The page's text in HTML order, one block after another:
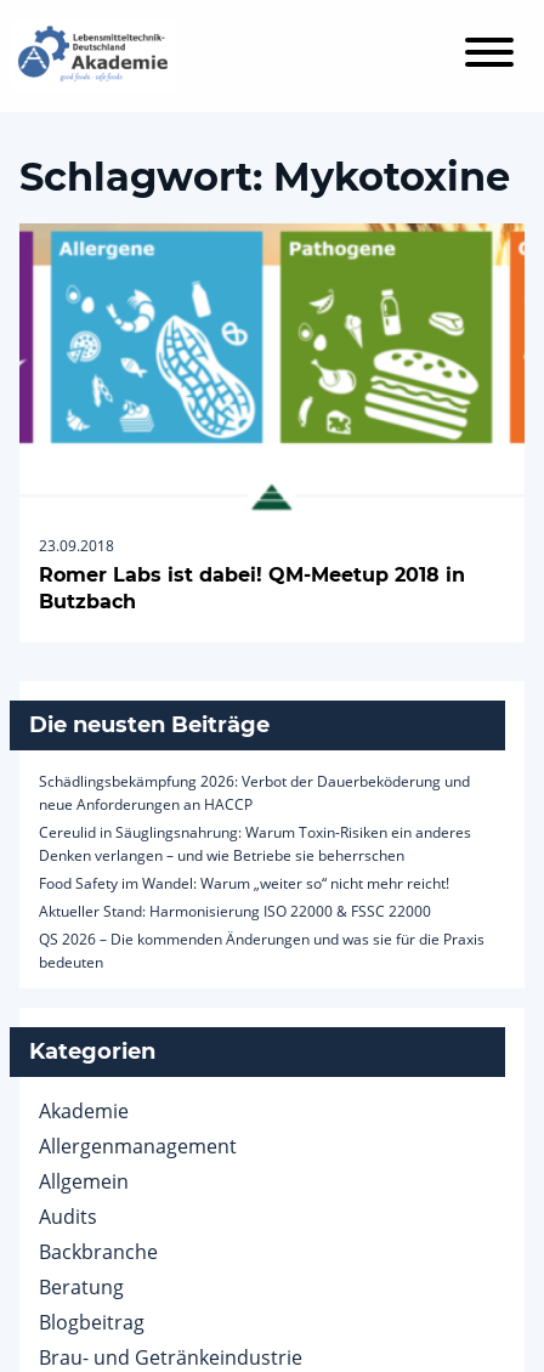
Schlagwort: Mykotoxine
23.09.2018
Romer Labs ist dabei! QM-Meetup 2018 in
Butzbach
Die neusten Beiträge
Schädlingsbekämpfung 2026: Verbot der Dauerbeköderung und
neue Anforderungen an HACCP
Cereulid in Säuglingsnahrung: Warum Toxin-Risiken ein anderes
Denken verlangen – und wie Betriebe sie beherrschen
Food Safety im Wandel: Warum „weiter so“ nicht mehr reicht!
Aktueller Stand: Harmonisierung ISO 22000 & FSSC 22000
QS 2026 – Die kommenden Änderungen und was sie für die Praxis
bedeuten
Kategorien
Akademie
Allergenmanagement
Allgemein
Audits
Backbranche
Beratung
Blogbeitrag
Brau- und Getränkeindustrie